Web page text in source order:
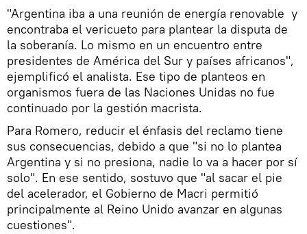
"Argentina iba a una reunión de energía renovable y
encontraba el vericueto para plantear la disputa de
la soberanía. Lo mismo en un encuentro entre
presidentes de América del Sur y países africanos",
ejemplificó el analista. Ese tipo de planteos en
organismos fuera de las Naciones Unidas no fue
continuado por la gestión macrista.
Para Romero, reducir el énfasis del reclamo tiene
sus consecuencias, debido a que "si no lo plantea
Argentina y si no presiona, nadie lo va a hacer por sí
solo". En ese sentido, sostuvo que "al sacar el pie
del acelerador, el Gobierno de Macri permitió
principalmente al Reino Unido avanzar en algunas
cuestiones".